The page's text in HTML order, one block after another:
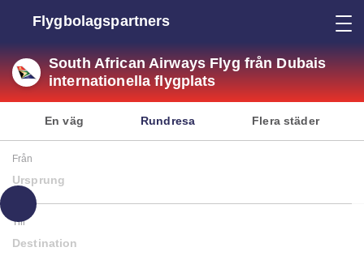
Flygbolagspartners
South African Airways Flyg från Dubais
internationella flygplats
En väg Rundresa Flera städer
Från
Ursprung
Till
Destination